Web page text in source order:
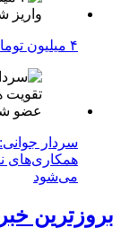
۴ میلیون تومان به حساب هر شهروند ایرانی واریز شد
همکاری‌های
می‌شود
بروزترین